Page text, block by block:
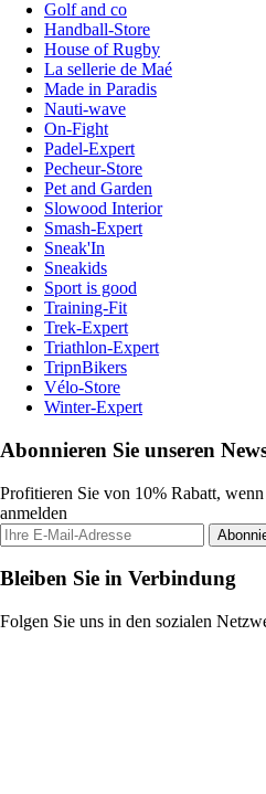
Golf and co
Handball-Store
House of Rugby
La sellerie de Maé
Made in Paradis
Nauti-wave
On-Fight
Padel-Expert
Pecheur-Store
Pet and Garden
Slowood Interior
Smash-Expert
Sneak'In
Sneakids
Sport is good
Training-Fit
Trek-Expert
Triathlon-Expert
TripnBikers
Vélo-Store
Winter-Expert
Abonnieren Sie unseren
Profitieren Sie von 10% Rabatt,
anmelden
Bleiben Sie in Verbindung
Folgen Sie uns in den sozialen